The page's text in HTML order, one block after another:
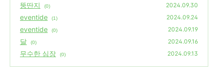
뚱딴지 (0) 2024.09.30
eventide (1) 2024.09.24
eventide (0) 2024.09.19
달 (0) 2024.09.16
무수한 심장 (0) 2024.09.13